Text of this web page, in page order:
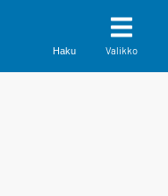
Haku Valikko